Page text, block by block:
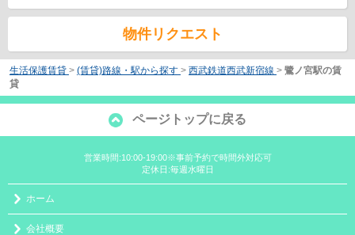
物件リクエスト
生活保護賃貸 > (賃貸)路線・駅から探す > 西武鉄道西武新宿線 > 鷺ノ宮駅の賃
貸
ページトップに戻る
営業時間:10:00-19:00※事前予約で時間外対応可
定休日:毎週水曜日
ホーム
会社概要